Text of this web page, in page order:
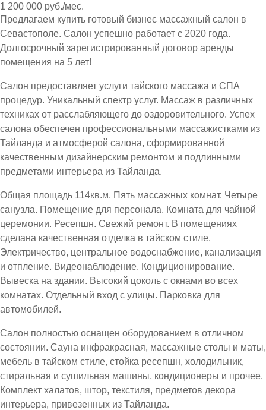
1 200 000 руб./мес.
Предлагаем купить готовый бизнес массажный салон в
Севастополе. Салон успешно работает с 2020 года.
Долгосрочный зарегистрированный договор аренды
помещения на 5 лет!
Салон предоставляет услуги тайского массажа и СПА
процедур. Уникальный спектр услуг. Массаж в различных
техниках от расслабляющего до оздоровительного. Успех
салона обеспечен профессиональными массажистками из
Тайланда и атмосферой салона, сформированной
качественным дизайнерским ремонтом и подлинными
предметами интерьера из Тайланда.
Общая площадь 114кв.м. Пять массажных комнат. Четыре
санузла. Помещение для персонала. Комната для чайной
церемонии. Ресепшн. Свежий ремонт. В помещениях
сделана качественная отделка в тайском стиле.
Электричество, центральное водоснабжение, канализация
и отпление. Видеонаблюдение. Кондиционирование.
Вывеска на здании. Высокий цоколь с окнами во всех
комнатах. Отдельный вход с улицы. Парковка для
автомобилей.
Салон полностью оснащен оборудованием в отличном
состоянии. Сауна инфракрасная, массажные столы и маты,
мебель в тайском стиле, стойка ресепшн, холодильник,
стиральная и сушильная машины, кондиционеры и прочее.
Комплект халатов, штор, текстиля, предметов декора
интерьера, привезенных из Тайланда.